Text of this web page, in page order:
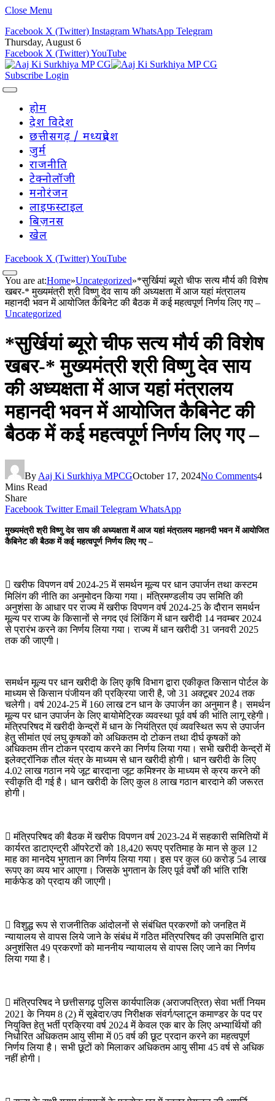
Close Menu
Facebook X (Twitter) Instagram WhatsApp Telegram
Thursday, August 6
Facebook X (Twitter)YouTube
Subscribe Login
होम
देश विदेश
छत्तीसगढ़ / मध्यप्रदेश
जुर्म
राजनीति
टेक्नोलॉजी
मनोरंजन
लाइफस्टाइल
बिज़नस
खेल
Facebook X (Twitter)YouTube
You are at:Home»Uncategorized»*सुर्खियां ब्यूरो चीफ सत्य मौर्य की विशेष
खबर-* मुख्यमंत्री श्री विष्णु देव साय की अध्यक्षता में आज यहां मंत्रालय
महानदी भवन में आयोजित कैबिनेट की बैठक में कई महत्वपूर्ण निर्णय लिए गए –
Uncategorized
*सुर्खियां ब्यूरो चीफ सत्य मौर्य की विशेष
खबर-* मुख्यमंत्री श्री विष्णु देव साय
की अध्यक्षता में आज यहां मंत्रालय
महानदी भवन में आयोजित कैबिनेट की
बैठक में कई महत्वपूर्ण निर्णय लिए गए –
By Aaj Ki Surkhiya MPCGOctober 17, 2024No Comments4
Mins Read
Share
Facebook Twitter Email Telegram WhatsApp
मुख्यमंत्री श्री विष्णु देव साय की अध्यक्षता में आज यहां मंत्रालय महानदी भवन में आयोजित
कैबिनेट की बैठक में कई महत्वपूर्ण निर्णय लिए गए –
 खरीफ विपणन वर्ष 2024-25 में समर्थन मूल्य पर धान उपार्जन तथा कस्टम
मिलिंग की नीति का अनुमोदन किया गया। मंत्रिमण्डलीय उप समिति की
अनुशंसा के आधार पर राज्य में खरीफ विपणन वर्ष 2024-25 के दौरान समर्थन
मूल्य पर राज्य के किसानों से नगद एवं लिंकिंग में धान खरीदी 14 नवम्बर 2024
से प्रारंभ करने का निर्णय लिया गया। राज्य में धान खरीदी 31 जनवरी 2025
तक की जाएगी।
समर्थन मूल्य पर धान खरीदी के लिए कृषि विभाग द्वारा एकीकृत किसान पोर्टल के
माध्यम से किसान पंजीयन की प्रक्रिया जारी है, जो 31 अक्टूबर 2024 तक
चलेगी। वर्ष 2024-25 में 160 लाख टन धान के उपार्जन का अनुमान है। समर्थन
मूल्य पर धान उपार्जन के लिए बायोमेट्रिक व्यवस्था पूर्व वर्ष की भांति लागू रहेगी।
मंत्रिपरिषद में खरीदी केन्द्रों में धान के नियंत्रित एवं व्यवस्थित रूप से उपार्जन
हेतु सीमांत एवं लघु कृषकों को अधिकतम दो टोकन तथा दीर्घ कृषकों को
अधिकतम तीन टोकन प्रदाय करने का निर्णय लिया गया। सभी खरीदी केन्द्रों में
इलेक्ट्रॉनिक तौल यंत्र के माध्यम से धान खरीदी होगी। धान खरीदी के लिए
4.02 लाख गठान नये जूट बारदाना जूट कमिश्नर के माध्यम से क्रय करने की
स्वीकृति दी गई है। धान खरीदी के लिए कुल 8 लाख गठान बारदाने की जरूरत
होगी।
 मंत्रिपरिषद की बैठक में खरीफ विपणन वर्ष 2023-24 में सहकारी समितियों में
कार्यरत डाटाएन्ट्री ऑपरेटरों को 18,420 रूपए प्रतिमाह के मान से कुल 12
माह का मानदेय भुगतान का निर्णय लिया गया। इस पर कुल 60 करोड़ 54 लाख
रूपए का व्यय भार आएगा। जिसके भुगतान के लिए पूर्व वर्षाें की भांति राशि
मार्कफेड को प्रदाय की जाएगी।
 विशुद्ध रूप से राजनीतिक आंदोलनों से संबंधित प्रकरणों को जनहित में
न्यायालय से वापस लिये जाने के संबंध में गठित मंत्रिपरिषद की उपसमिति द्वारा
अनुशंसित 49 प्रकरणों को माननीय न्यायालय से वापस लिए जाने का निर्णय
लिया गया है।
 मंत्रिपरिषद ने छत्तीसगढ़ पुलिस कार्यपालिक (अराजपत्रित) सेवा भर्ती नियम
2021 के नियम 8 (2) में सूबेदार/उप निरीक्षक संवर्ग/प्लाटून कमाण्डर के पद पर
नियुक्ति हेतु भर्ती प्रक्रिया वर्ष 2024 में केवल एक बार के लिए अभ्यार्थियों की
निर्धारित अधिकतम आयु सीमा में 05 वर्ष की छूट प्रदान करने का महत्वपूर्ण
निर्णय लिया है। सभी छूटों को मिलाकर अधिकतम आयु सीमा 45 वर्ष से अधिक
नहीं होगी।